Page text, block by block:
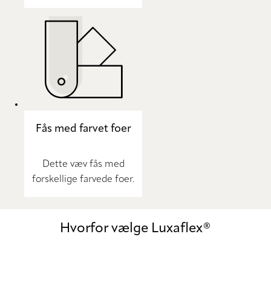
Fås med farvet foer
Dette væv fås med
forskellige farvede foer.
Hvorfor vælge Luxaflex®